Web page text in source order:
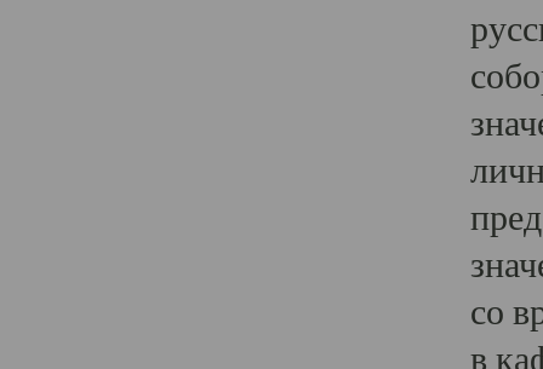
со
в